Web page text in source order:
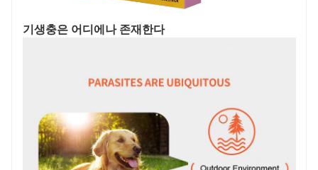
기생충은 어디에나 존재한다